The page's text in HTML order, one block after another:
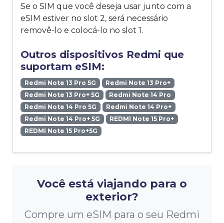
Se o SIM que você deseja usar junto com a
eSIM estiver no slot 2, será necessário
removê-lo e colocá-lo no slot 1.
Outros dispositivos Redmi que
suportam eSIM:
Redmi Note 13 Pro 5G
Redmi Note 13 Pro+
Redmi Note 13 Pro+ 5G
Redmi Note 14 Pro
Redmi Note 14 Pro 5G
Redmi Note 14 Pro+
Redmi Note 14 Pro+ 5G
REDMI Note 15 Pro+
REDMI Note 15 Pro+5G
Você está viajando para o
exterior?
Compre um eSIM para o seu Redmi